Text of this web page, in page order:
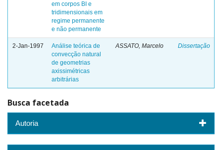
em corpos BI e
tridimensionais em
regime permanente
e não permanente
2-Jan-1997
Análise teórica de
convecção natural
de geometrias
axissimétricas
arbitrárias
ASSATO, Marcelo Dissertação
Busca facetada
Autoria